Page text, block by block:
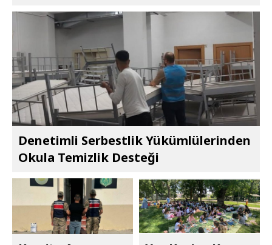
Denetimli Serbestlik Yükümlülerinden
Okula Temizlik Desteği